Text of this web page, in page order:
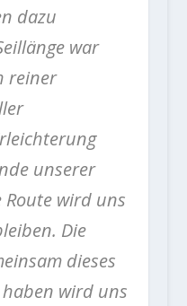
dazu
war
reiner
unserer
Route wird uns
Die
dieses
wird uns